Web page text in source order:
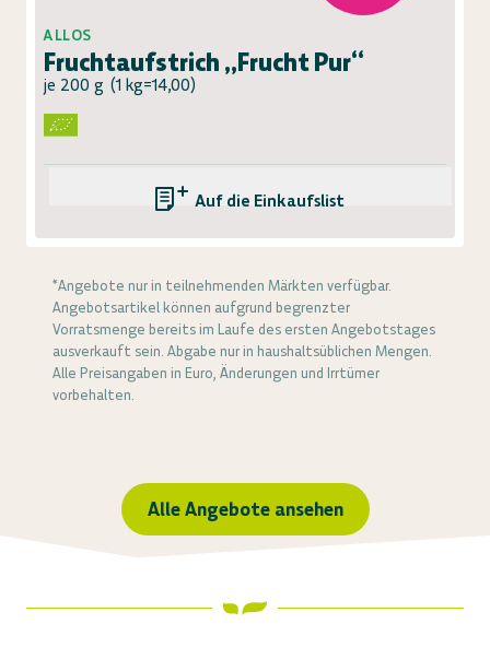
ALLOS
Fruchtaufstrich „Frucht Pur“
je 200 g (1 kg=14,00)
Auf die Einkaufsliste
*Angebote nur in teilnehmenden Märkten verfügbar.
Angebotsartikel können aufgrund begrenzter
Vorratsmenge bereits im Laufe des ersten Angebotstages
ausverkauft sein. Abgabe nur in haushaltsüblichen Mengen.
Alle Preisangaben in Euro, Änderungen und Irrtümer
vorbehalten.
Alle Angebote ansehen